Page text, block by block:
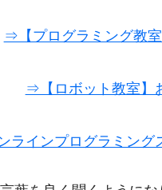
⇒【プログラミング教
⇒【ロボット教室】
ラインプログラミング